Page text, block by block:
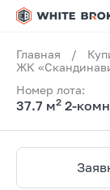
Главная /
ЖК
Номер лота:
37.7 м2 2-